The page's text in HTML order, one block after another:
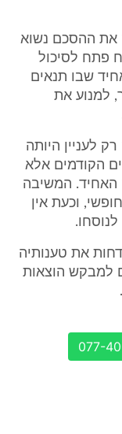
ההסכם נשוא
פתח לסיכול
שבו תנאים
למנוע את
לעניין היותה
הקודמים אלא
האחיד. המשיבה
וכעת אין
את טענותיה
למבקש הוצאות